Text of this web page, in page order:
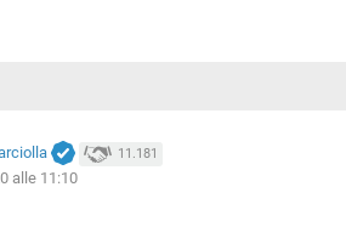
11.181
alle 11:10